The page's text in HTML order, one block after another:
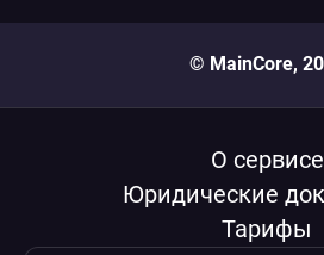
© MainCore,
О сервисе
Юридические
Тарифы